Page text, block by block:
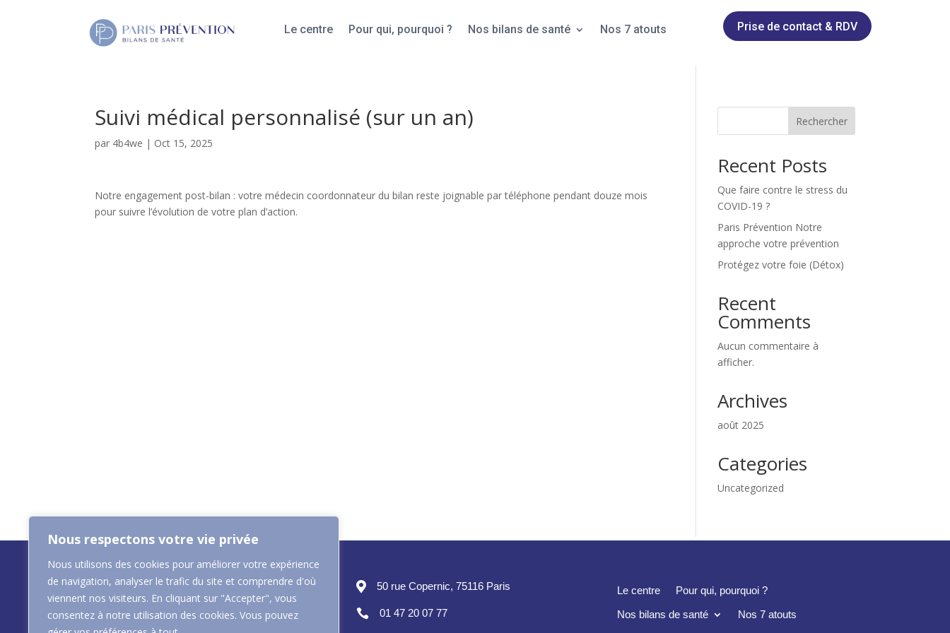
Nous respectons votre vie privée
Nous utilisons des cookies pour améliorer votre expérience
de navigation, analyser le trafic du site et comprendre d'où
viennent nos visiteurs. En cliquant sur "Accepter", vous
consentez à notre utilisation des cookies. Vous pouvez
Le centre Pour qui, pourquoi ? Nos bilans de santé Nos 7 atouts Prise de contact & RDV
Suivi médical personnalisé (sur un an)
par 4b4we | Oct 15, 2025
Notre engagement post-bilan : votre médecin coordonnateur du bilan reste joignable par téléphone pendant douze mois
pour suivre l’évolution de votre plan d’action.
Rechercher
Recent Posts
Que faire contre le stress du
COVID-19 ?
Paris Prévention Notre
approche votre prévention
Protégez votre foie (Détox)
Recent
Comments
Aucun commentaire à
afficher.
Archives
août 2025
Categories
Uncategorized
 50 rue Copernic, 75116 Paris
 01 47 20 07 77
Le centre
Pour qui, pourquoi ?
Nos bilans de santé
Nos 7 atouts